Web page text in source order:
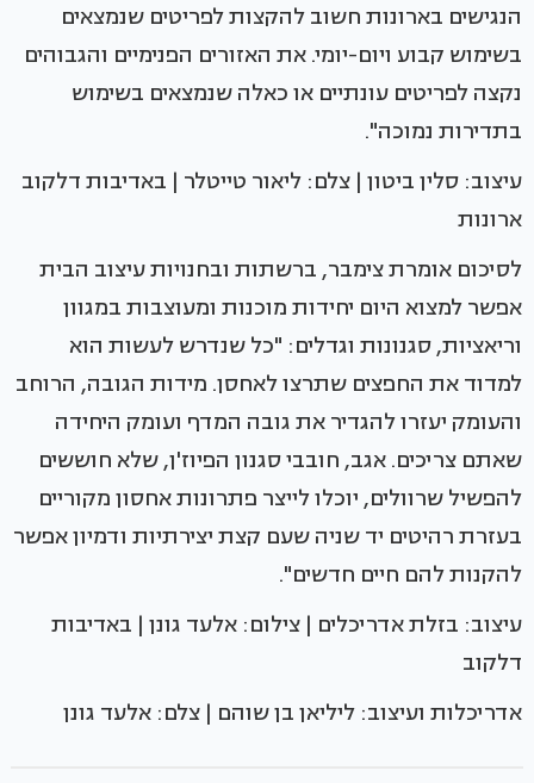
הנגישים בארונות חשוב להקצות לפריטים שנמצאים
בשימוש קבוע ויום-יומי. את האזורים הפנימיים והגבוהים
נקצה לפריטים עונתיים או כאלה שנמצאים בשימוש
בתדירות נמוכה".
עיצוב: סלין ביטון | צלם: ליאור טייטלר | באדיבות דלקוב
ארונות
לסיכום אומרת צימבר, ברשתות ובחנויות עיצוב הבית
אפשר למצוא היום יחידות מוכנות ומעוצבות במגוון
וריאציות, סגנונות וגדלים: "כל שנדרש לעשות הוא
למדוד את החפצים שתרצו לאחסן. מידות הגובה, הרוחב
והעומק יעזרו להגדיר את גובה המדף ועומק היחידה
שאתם צריכים. אגב, חובבי סגנון הפיוז'ן, שלא חוששים
להפשיל שרוולים, יוכלו לייצר פתרונות אחסון מקוריים
בעזרת רהיטים יד שניה שעם קצת יצירתיות ודמיון אפשר
להקנות להם חיים חדשים".
עיצוב: בזלת אדריכלים | צילום: אלעד גונן | באדיבות
דלקוב
אדריכלות ועיצוב: ליליאן בן שוהם | צלם: אלעד גונן